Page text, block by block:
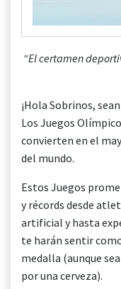
“El certamen
¡Hola Sobrinos,
Los Juegos
convierten en el
del mundo.
Estos Juegos
y récords desde
artificial y hasta
te harán sentir
medalla (aunque
por una cerveza).